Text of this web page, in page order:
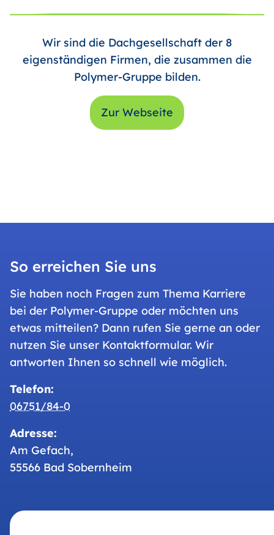
Wir sind die Dachgesellschaft der 8
eigenständigen Firmen, die zusammen die
Polymer-Gruppe bilden.
Zur Webseite
So erreichen Sie uns
Sie haben noch Fragen zum Thema Karriere
bei der Polymer-Gruppe oder möchten uns
etwas mitteilen? Dann rufen Sie gerne an oder
nutzen Sie unser Kontaktformular. Wir
antworten Ihnen so schnell wie möglich.
Telefon:
06751/84-0
Adresse:
Am Gefach,
55566 Bad Sobernheim